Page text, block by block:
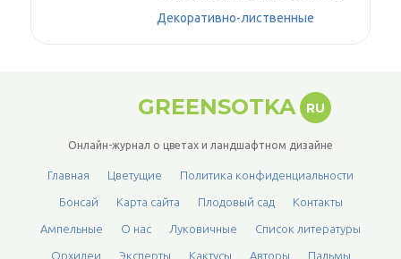
Декоративно-лиственные
GREENSOTKA RU
Онлайн-журнал о цветах и ландшафтном дизайне
Главная Цветущие Политика конфиденциальности
Бонсай Карта сайта Плодовый сад Контакты
Ампельные О нас Луковичные Список литературы
Орхидеи Эксперты Кактусы Авторы Пальмы